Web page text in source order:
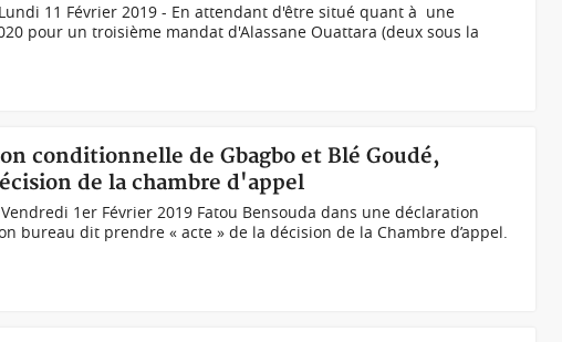
11 Février 2019 - En attendant d'être situé quant à une
pour un troisième mandat d'Alassane Ouattara (deux sous la
conditionnelle de Gbagbo et Blé Goudé,
de la chambre d'appel
1er Février 2019 Fatou Bensouda dans une déclaration
bureau dit prendre « acte » de la décision de la Chambre d’appel.